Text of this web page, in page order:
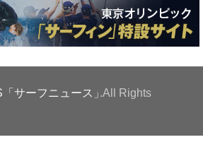
サーフニュース」.All Rights